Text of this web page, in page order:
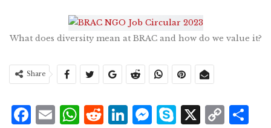
What does diversity mean at BRAC and how do we value it?
Share
Facebook
Email
WhatsApp
Reddit
LinkedIn
Messenger
Skype
X